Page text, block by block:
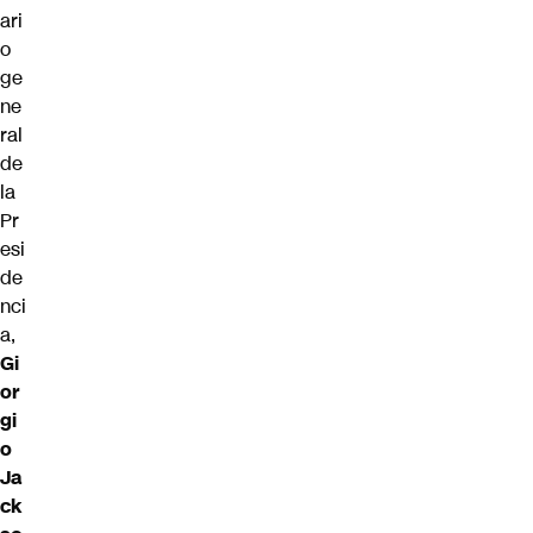
ari
o
ge
ne
ral
de
la
Pr
esi
de
nci
a,
Gi
or
gi
o
Ja
ck